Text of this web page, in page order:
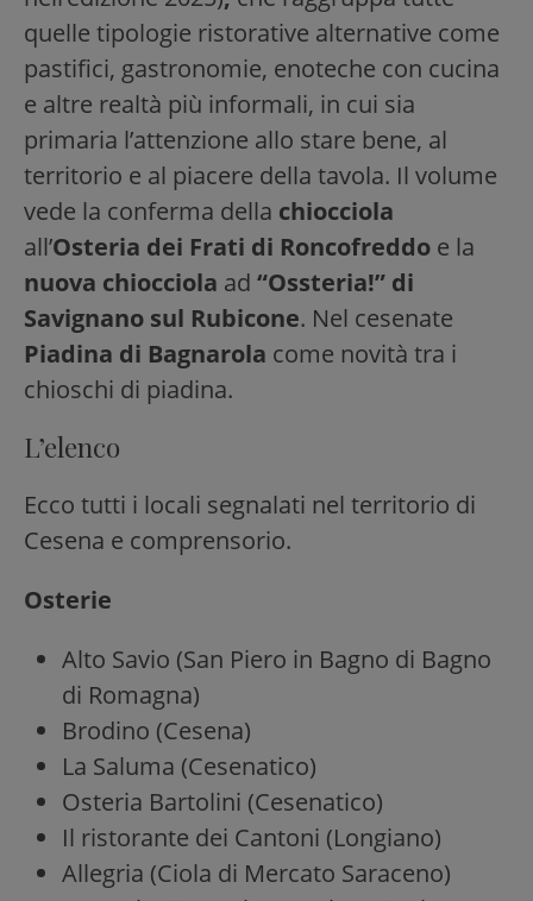
quelle tipologie ristorative alternative come
pastifici, gastronomie, enoteche con cucina
e altre realtà più informali, in cui sia
primaria l’attenzione allo stare bene, al
territorio e al piacere della tavola. Il volume
vede la conferma della chiocciola
all’Osteria dei Frati di Roncofreddo e la
nuova chiocciola ad “Ossteria!” di
Savignano sul Rubicone. Nel cesenate
Piadina di Bagnarola come novità tra i
chioschi di piadina.
L’elenco
Ecco tutti i locali segnalati nel territorio di
Cesena e comprensorio.
Osterie
Alto Savio (San Piero in Bagno di Bagno
di Romagna)
Brodino (Cesena)
La Saluma (Cesenatico)
Osteria Bartolini (Cesenatico)
Il ristorante dei Cantoni (Longiano)
Allegria (Ciola di Mercato Saraceno)